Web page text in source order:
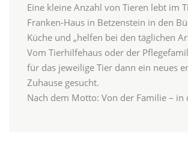
Eine kleine Anzahl von Tieren lebt im
Franken-Haus in Betzenstein in den
Küche und „helfen bei den täglichen
Vom Tierhilfehaus oder der
für das jeweilige Tier dann ein neues
Zuhause gesucht.
Nach dem Motto: Von der Familie – in